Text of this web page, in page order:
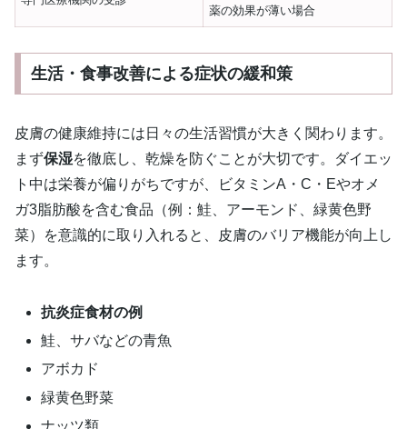
薬の効果が薄い場合
生活・食事改善による症状の緩和策
皮膚の健康維持には日々の生活習慣が大きく関わります。
まず保湿を徹底し、乾燥を防ぐことが大切です。ダイエッ
ト中は栄養が偏りがちですが、ビタミンA・C・Eやオメ
ガ3脂肪酸を含む食品（例：鮭、アーモンド、緑黄色野
菜）を意識的に取り入れると、皮膚のバリア機能が向上し
ます。
抗炎症食材の例
鮭、サバなどの青魚
アボカド
緑黄色野菜
ナッツ類